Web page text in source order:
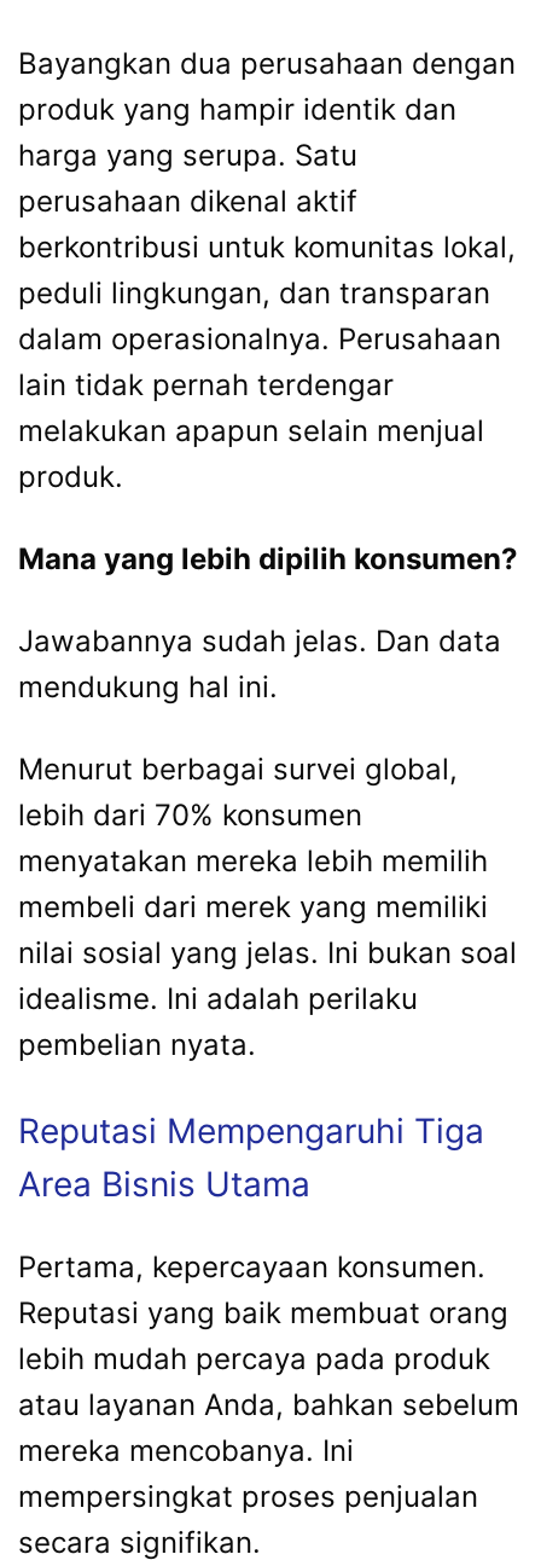
Bayangkan dua perusahaan dengan
produk yang hampir identik dan
harga yang serupa. Satu
perusahaan dikenal aktif
berkontribusi untuk komunitas lokal,
peduli lingkungan, dan transparan
dalam operasionalnya. Perusahaan
lain tidak pernah terdengar
melakukan apapun selain menjual
produk.
Mana yang lebih dipilih konsumen?
Jawabannya sudah jelas. Dan data
mendukung hal ini.
Menurut berbagai survei global,
lebih dari 70% konsumen
menyatakan mereka lebih memilih
membeli dari merek yang memiliki
nilai sosial yang jelas. Ini bukan soal
idealisme. Ini adalah perilaku
pembelian nyata.
Reputasi Mempengaruhi Tiga
Area Bisnis Utama
Pertama, kepercayaan konsumen.
Reputasi yang baik membuat orang
lebih mudah percaya pada produk
atau layanan Anda, bahkan sebelum
mereka mencobanya. Ini
mempersingkat proses penjualan
secara signifikan.